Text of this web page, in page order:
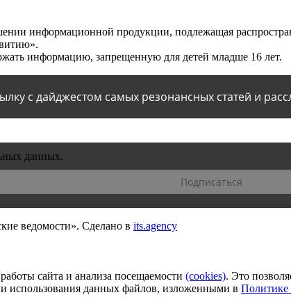
информационной продукции, подлежащая
информацию, запрещенную для детей младше 16 лет.
с дайджестом самых резонансных статей и
данных.
ведомости». Сделано в its.agency
сайта и анализа посещаемости (сookies). Это
использования данных файлов, изложенными в Политике